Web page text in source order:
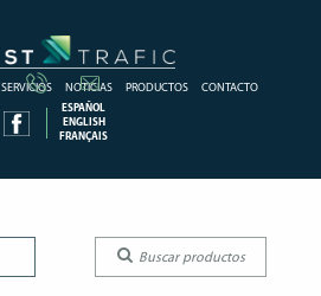
SERVICIOS NOTICIAS PRODUCTOS CONTACTO
ESPAÑOL
ENGLISH
FRANÇAIS